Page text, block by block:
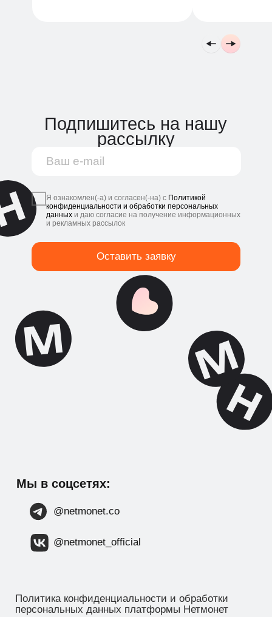
ОГРН: 1183668045142
Адрес местонахождения (адрес для
корреспонденции): 115191, Россия, г. Москва,
Холодильный пер., д. 3, к. 1, стр. 6
Политика конфиденциальности и
обработки персональных данных
© 2025. Все права защищены
Политика конфиденциальности и обработки
персональных данных платформы Нетмонет
Все права защищены